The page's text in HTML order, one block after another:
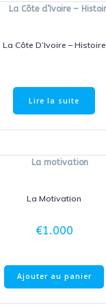
La Côte D’Ivoire – Histoire
Lire la suite
La Motivation
€1.000
Ajouter au panier